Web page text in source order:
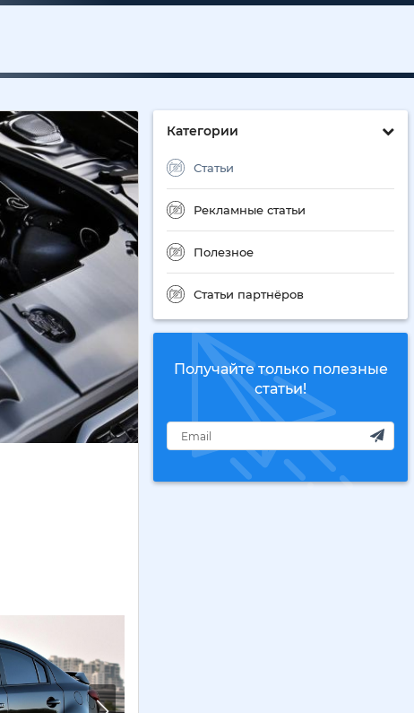
Категории
Статьи
Рекламные статьи
Полезное
Статьи партнёров
Получайте только полезные
статьи!